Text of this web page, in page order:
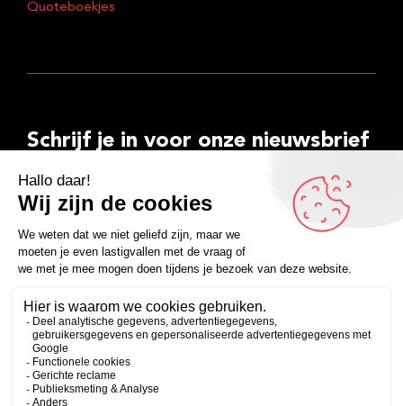
Quoteboekjes
Schrijf je in voor onze nieuwsbrief
E-
mailadres
Inschrijven
FacebookInstagramLinkedInYouTubeSpotify